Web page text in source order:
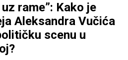
rame”: Kako je
Aleksandra Vučića
scenu u